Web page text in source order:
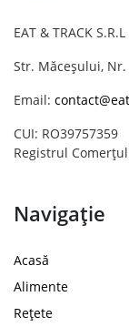
EAT & TRACK S.R.L
Str. Măceșului, Nr.
Email:
CUI: RO39757359
Registrul
Navigație
Acasă
Alimente
Rețete